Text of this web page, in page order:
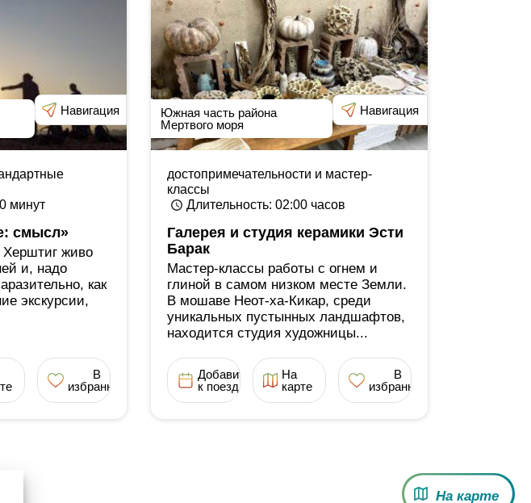
Навигация
минут
смысл»
живо
и, надо
как
экскурсии,
В
избранное
Южная часть района
Мертвого моря
Навигация
достопримечательности и мастер-
классы
Длительность: 02:00 часов
Галерея и студия керамики Эсти
Барак
Мастер-классы работы с огнем и
глиной в самом низком месте Земли.
В мошаве Неот-ха-Кикар, среди
уникальных пустынных ландшафтов,
находится студия художницы...
Добавить
к поездке
На
карте
В
избранное
На карте